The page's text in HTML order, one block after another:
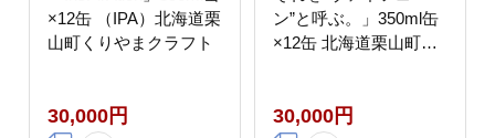
×12缶 （IPA）北海道栗
山町くりやまクラフト
30,000円
ン”と呼ぶ。」350ml缶
×12缶 北海道栗山町く
30,000円